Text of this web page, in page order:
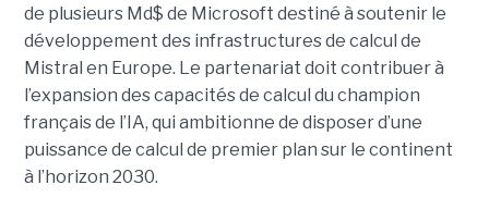
de plusieurs Md$ de Microsoft destiné à soutenir le
développement des infrastructures de calcul de
Mistral en Europe. Le partenariat doit contribuer à
l’expansion des capacités de calcul du champion
français de l’IA, qui ambitionne de disposer d’une
puissance de calcul de premier plan sur le continent
à l’horizon 2030.